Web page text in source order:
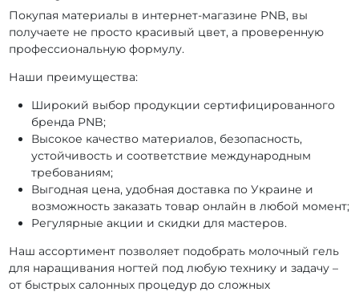
Покупая материалы в интернет-магазине PNB, вы
получаете не просто красивый цвет, а проверенную
профессиональную формулу.
Наши преимущества:
Широкий выбор продукции сертифицированного
бренда PNB;
Высокое качество материалов, безопасность,
устойчивость и соответствие международным
требованиям;
Выгодная цена, удобная доставка по Украине и
возможность заказать товар онлайн в любой момент;
Регулярные акции и скидки для мастеров.
Наш ассортимент позволяет подобрать молочный гель
для наращивания ногтей под любую технику и задачу –
от быстрых салонных процедур до сложных